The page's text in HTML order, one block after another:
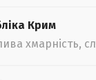
Крим
хмарність,